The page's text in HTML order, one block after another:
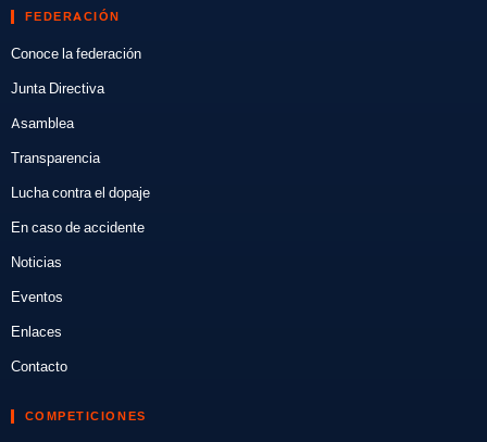
FEDERACIÓN
Conoce la federación
Junta Directiva
Asamblea
Transparencia
Lucha contra el dopaje
En caso de accidente
Noticias
Eventos
Enlaces
Contacto
COMPETICIONES